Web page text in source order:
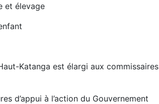
et élevage
Katanga est élargi aux commissaires
d’appui à l’action du Gouvernement